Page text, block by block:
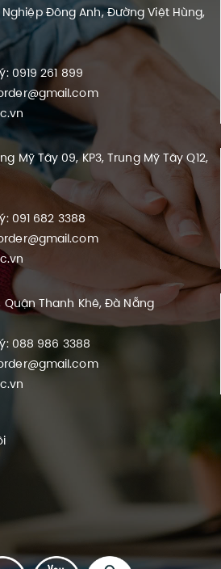
Đông Anh, Đường Việt Hùng,
0919 261 899
Mỹ Tây 09, KP3, Trung Mỹ Tây Q12,
091 682 3388
Quận Thanh Khê, Đà Nẵng
088 986 3388